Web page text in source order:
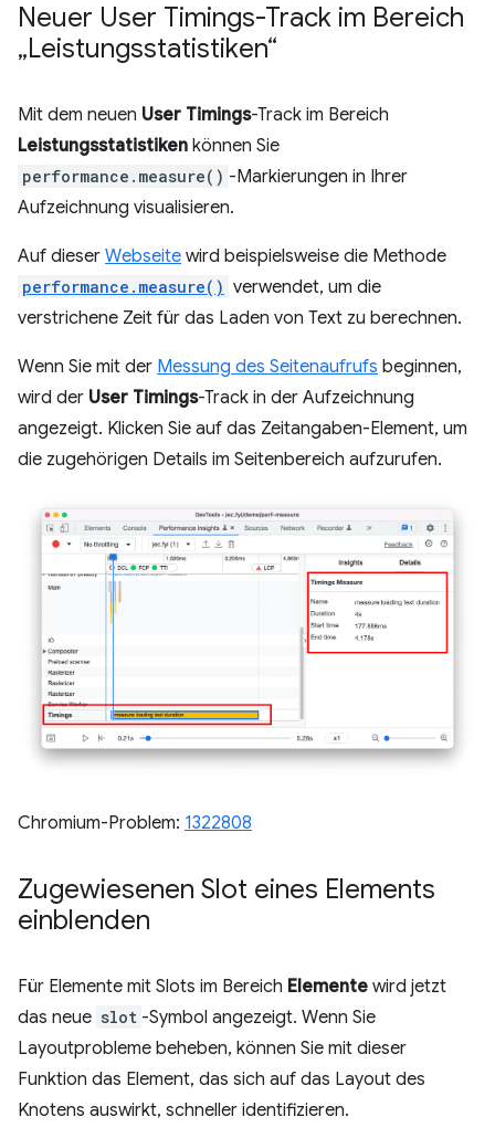
Neuer User Timings-Track im Bereich
„Leistungsstatistiken“
Mit dem neuen User Timings-Track im Bereich
Leistungsstatistiken können Sie
performance.measure() -Markierungen in Ihrer
Aufzeichnung visualisieren.
Auf dieser Webseite wird beispielsweise die Methode
performance.measure() verwendet, um die
verstrichene Zeit für das Laden von Text zu berechnen.
Wenn Sie mit der Messung des Seitenaufrufs beginnen,
wird der User Timings-Track in der Aufzeichnung
angezeigt. Klicken Sie auf das Zeitangaben-Element, um
die zugehörigen Details im Seitenbereich aufzurufen.
Chromium-Problem: 1322808
Zugewiesenen Slot eines Elements
einblenden
Für Elemente mit Slots im Bereich Elemente wird jetzt
das neue slot -Symbol angezeigt. Wenn Sie
Layoutprobleme beheben, können Sie mit dieser
Funktion das Element, das sich auf das Layout des
Knotens auswirkt, schneller identifizieren.